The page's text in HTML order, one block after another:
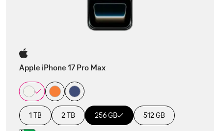
Apple iPhone 17 Pro Max
1 TB 2 TB 256 GB 512 GB